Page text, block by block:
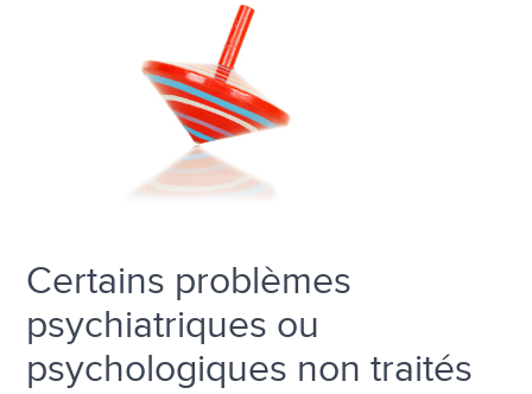
Certains problèmes
psychiatriques ou
psychologiques non traités